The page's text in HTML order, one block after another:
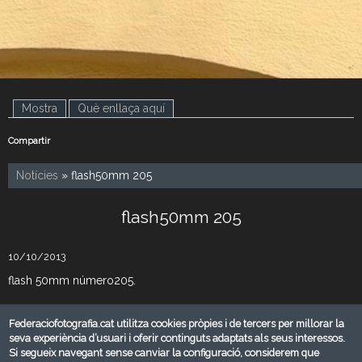
Mostra (pestanya activa)
Què enllaça aquí
Compartir
Notícies » flash50mm 205
flash50mm 205
10/10/2013
flash 50mm número205.
setmanalment envia la Federació Catalana de Fotografia. D'altra
banda si voleu compartir informació mitjançant flash50mm, feu-
Federaciofotografia.cat utilitza cookies pròpies i de tercers per millorar la
seva experiència d’usuari i oferir continguts adaptats als seus interessos.
Si segueix navegant sense canviar la configuració, considerem que